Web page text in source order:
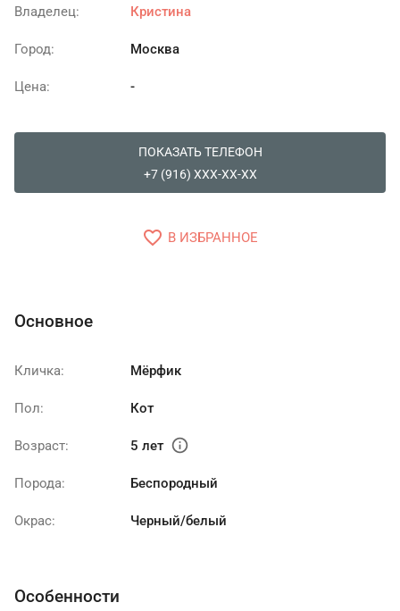
Владелец: Кристина
Город: Москва
Цена: -
ПОКАЗАТЬ ТЕЛЕФОН
+7 (916) XXX-XX-XX
favorite_border В ИЗБРАННОЕ
Основное
Кличка: Мёрфик
Пол: Кот
Возраст: 5 лет info
Порода: Беспородный
Окрас: Черный/белый
Особенности